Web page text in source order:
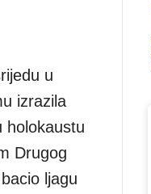
u
izrazila
holokaustu
Drugog
ljagu